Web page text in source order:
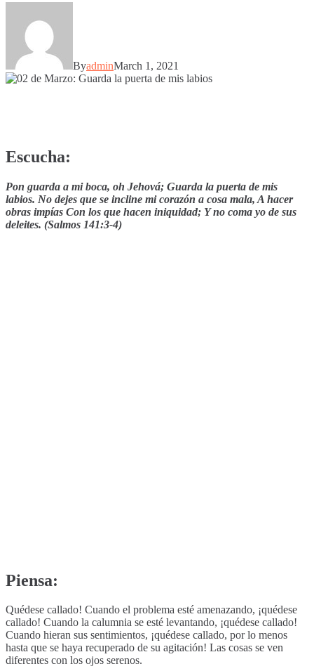
ByadminMarch 1, 2021
Escucha:
Pon guarda a mi boca, oh Jehová; Guarda la puerta de mis
labios. No dejes que se incline mi corazón a cosa mala, A hacer
obras impías Con los que hacen iniquidad; Y no coma yo de sus
deleites. (Salmos 141:3-4)
Piensa:
Quédese callado! Cuando el problema esté amenazando, ¡quédese
callado! Cuando la calumnia se esté levantando, ¡quédese callado!
Cuando hieran sus sentimientos, ¡quédese callado, por lo menos
hasta que se haya recuperado de su agitación! Las cosas se ven
diferentes con los ojos serenos.